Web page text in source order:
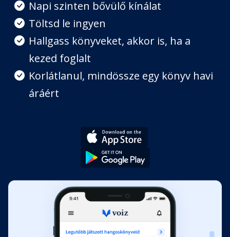
vezető királyi út
Fejezet hossza: 00:29:21
Napi szinten bővülő kínálat
Töltsd le ingyen
Hallgass könyveket, akkor is, ha a
kezed foglalt
Korlátlanul, mindössze egy könyv havi
áráért